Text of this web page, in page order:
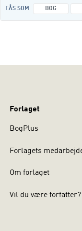
FÅS SOM BOG
Forlaget
BogPlus
Forlagets
Om forlaget
Vil du være forfatter?